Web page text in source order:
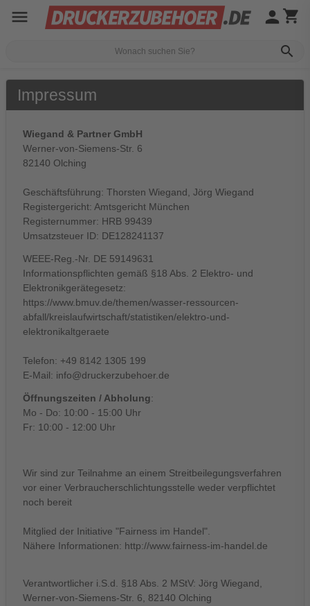
menu
search
person shopping_cart
Impressum
Wiegand & Partner GmbH
Werner-von-Siemens-Str. 6
82140 Olching
Geschäftsführung: Thorsten Wiegand, Jörg Wiegand
Registergericht: Amtsgericht München
Registernummer: HRB 99439
Umsatzsteuer ID: DE128241137
WEEE-Reg.-Nr. DE 59149631
Informationspflichten gemäß §18 Abs. 2 Elektro- und
Elektronikgerätegesetz:
https://www.bmuv.de/themen/wasser-ressourcen-
abfall/kreislaufwirtschaft/statistiken/elektro-und-
elektronikaltgeraete
Telefon: +49 8142 1305 199
E-Mail: info@druckerzubehoer.de
Öffnungszeiten / Abholung:
Mo - Do: 10:00 - 15:00 Uhr
Fr: 10:00 - 12:00 Uhr
Wir sind zur Teilnahme an einem Streitbeilegungsverfahren
vor einer Verbraucherschlichtungsstelle weder verpflichtet
noch bereit
Mitglied der Initiative "Fairness im Handel".
Nähere Informationen: http://www.fairness-im-handel.de
Verantwortlicher i.S.d. §18 Abs. 2 MStV: Jörg Wiegand,
Werner-von-Siemens-Str. 6, 82140 Olching